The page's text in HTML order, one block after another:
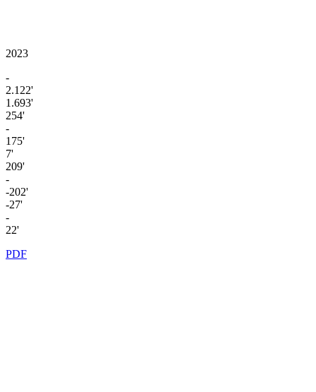
2023
-
2.122'
1.693'
254'
-
175'
7'
209'
-
-202'
-27'
-
22'
PDF